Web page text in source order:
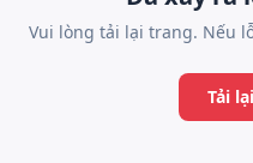
Vui lòng tải lại trang. Nếu
Tải